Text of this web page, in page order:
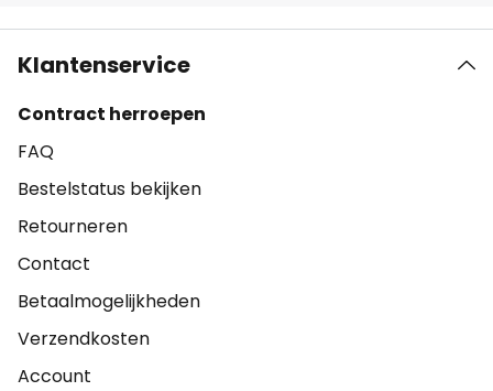
Klantenservice
Contract herroepen
FAQ
Bestelstatus bekijken
Retourneren
Contact
Betaalmogelijkheden
Verzendkosten
Account